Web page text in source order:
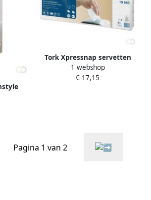
Tork Xpressnap servetten
extra soft wit 2lg 21
3x33cm
1 webshop
€ 17,15
Pagina 1 van 2